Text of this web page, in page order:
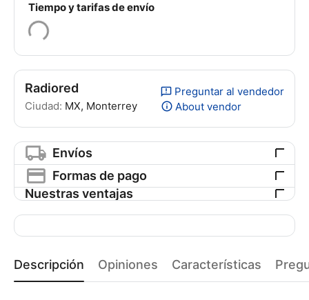
Tiempo y tarifas de envío
Radiored
Ciudad: MX, Monterrey
Preguntar al vendedor
About vendor
Envíos
Formas de pago
Nuestras ventajas
Descripción Opiniones Características